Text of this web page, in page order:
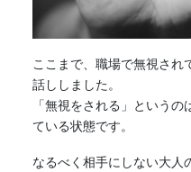
ここまで、職場で無視され
話ししました。
「無視をされる」という
ている状態です。
なるべく相手にしない大人